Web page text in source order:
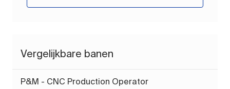
Vergelijkbare banen
P&M - CNC Production Operator